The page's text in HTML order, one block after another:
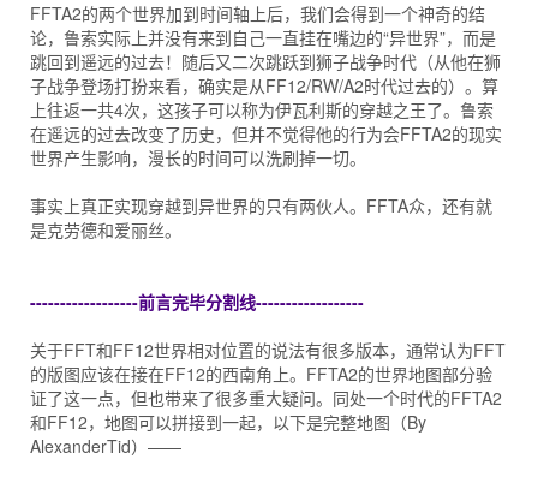
FFTA2的两个世界加到时间轴上后，我们会得到一个神奇的结
论，鲁索实际上并没有来到自己一直挂在嘴边的“异世界”，而是
跳回到遥远的过去！随后又二次跳跃到狮子战争时代（从他在狮
子战争登场打扮来看，确实是从FF12/RW/A2时代过去的）。算
上往返一共4次，这孩子可以称为伊瓦利斯的穿越之王了。鲁索
在遥远的过去改变了历史，但并不觉得他的行为会FFTA2的现实
世界产生影响，漫长的时间可以洗刷掉一切。
事实上真正实现穿越到异世界的只有两伙人。FFTA众，还有就
是克劳德和爱丽丝。
------------------前言完毕分割线------------------
关于FFT和FF12世界相对位置的说法有很多版本，通常认为FFT
的版图应该在接在FF12的西南角上。FFTA2的世界地图部分验
证了这一点，但也带来了很多重大疑问。同处一个时代的FFTA2
和FF12，地图可以拼接到一起，以下是完整地图（By
AlexanderTid）——